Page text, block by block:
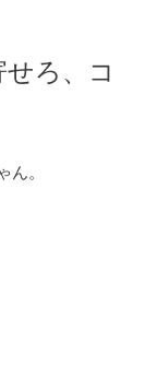
ろ、コ
ん。